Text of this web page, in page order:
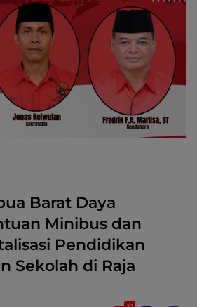
Barat Daya
Minibus dan
Pendidikan
Sekolah di Raja